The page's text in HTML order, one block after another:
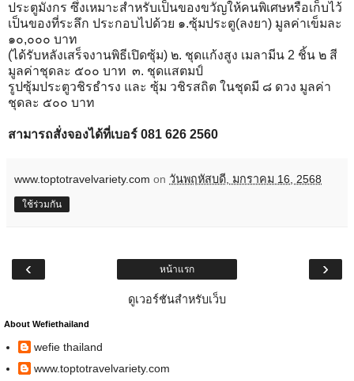
ประตูมังกร ซึ่งเหมาะสำหรับเป็นของขวัญให้คนพิเศษหรือเก็บไว้
เป็นของที่ระลึก ประกอบไปด้วย ๑.ซุ้มประตู(ลงยา) มูลค่าเข็มละ
๑๐,๐๐๐ บาท
(ได้รับหลังเสร็จงานพิธีเปิดซุ้ม) ๒. ชุดแก้งสูง เมลามีน 2 ชิ้น ๒ สี
มูลค่าชุดละ ๕๐๐ บาท ๓. ชุดแสตมป์
รูปซุ้มประตูวชิรธำรง และ ซุ้ม วชิรสถิต ในชุดมี ๘ ดวง มูลค่า
ชุดละ ๕๐๐ บาท
สามารถสั่งจองได้ที่เบอร์ 081 626 2560
www.toptotravelvariety.com on วันพฤหัสบดี, มกราคม 16, 2568
ใช้ร่วมกัน
‹ ›
หน้าแรก
ดูเวอร์ชันสำหรับเว็บ
About Wefiethailand
wefie thailand
www.toptotravelvariety.com